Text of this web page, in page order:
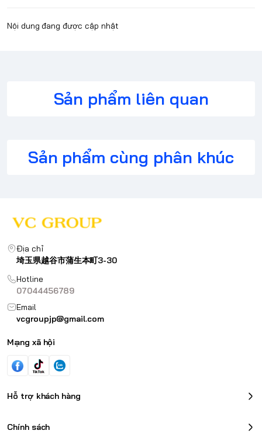
Nội dung đang được cập nhật
Sản phẩm liên quan
Sản phẩm cùng phân khúc
Địa chỉ
埼玉県越谷市蒲生本町3-30
Hotline
07044456789
Email
vcgroupjp@gmail.com
Mạng xã hội
Hỗ trợ khách hàng
Chính sách